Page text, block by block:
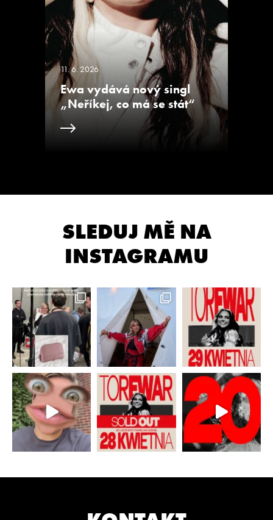
11. 6. 2026
Ewa vydává nový singl
„Neříkej, co má se stát“
SLEDUJ MĚ NA
INSTAGRAMU